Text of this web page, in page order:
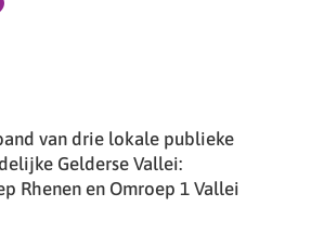
van drie lokale publieke
Gelderse Vallei:
Rhenen en Omroep 1 Vallei